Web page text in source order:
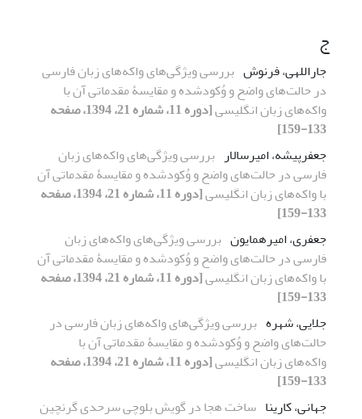
ج
جاراللهی، فرنوش بررسی ویژگی‌های واکه‌های زبان فارسی
در حالت‌های واضح و وُکودشده و مقایسۀ مقدماتی آن با
واکه‌های زبان انگلیسی
[دوره 11، شماره 21، 1394، صفحه
133-159]
جعفرپیشه، امیرسالار بررسی ویژگی‌های واکه‌های زبان
فارسی در حالت‌های واضح و وُکودشده و مقایسۀ مقدماتی آن
با واکه‌های زبان انگلیسی
[دوره 11، شماره 21، 1394، صفحه
133-159]
جعفری، امیرهمایون بررسی ویژگی‌های واکه‌های زبان
فارسی در حالت‌های واضح و وُکودشده و مقایسۀ مقدماتی آن
با واکه‌های زبان انگلیسی
[دوره 11، شماره 21، 1394، صفحه
133-159]
جلایی، شهره بررسی ویژگی‌های واکه‌های زبان فارسی در
حالت‌های واضح و وُکودشده و مقایسۀ مقدماتی آن با
واکه‌های زبان انگلیسی
[دوره 11، شماره 21، 1394، صفحه
133-159]
جهانی، کارینا ساخت هجا در گویش بلوچی سرحدی گرنچین